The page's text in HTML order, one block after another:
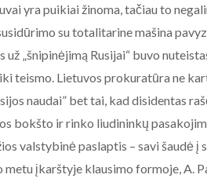
yra puikiai žinoma, tačiau to
su totalitarine mašina
už „šnipinėjimą Rusijai“ buvo
teismo. Lietuvos prokuratūra ne
naudai” bet tai, kad disidentas
bokšto ir rinko liudininkų
valstybinė paslaptis – savi šaudė į
įkarštyje klausimo formoje, A.